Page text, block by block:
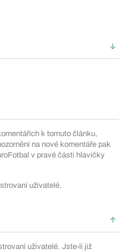
k tomuto článku,
na nové komentáře pak
v pravé části hlavičky
uživatelé.
uživatelé. Jste-li již